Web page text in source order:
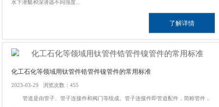
水下潜艇和深潜器不同强度...
了解详情
化工石化等领域用钛管件锆管件镍管件的常用标准
2023-03-29 浏览次数：455
管道是由管子、管子连接件和阀门等组成。管子连接件即管道配件，简称管件，